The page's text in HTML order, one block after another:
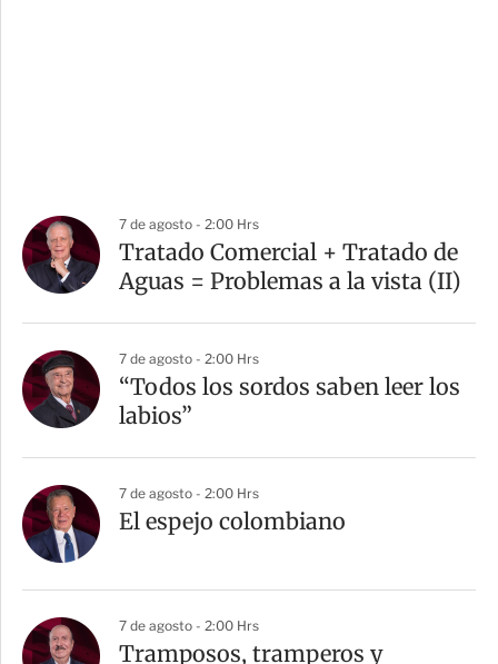
7 de agosto - 2:00 Hrs
Tratado Comercial + Tratado de
Aguas = Problemas a la vista (II)
7 de agosto - 2:00 Hrs
“Todos los sordos saben leer los
labios”
7 de agosto - 2:00 Hrs
El espejo colombiano
7 de agosto - 2:00 Hrs
Tramposos, tramperos y